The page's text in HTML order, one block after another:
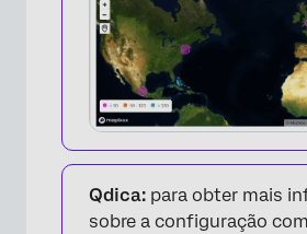
Qdica: para obter mais
sobre a configuração